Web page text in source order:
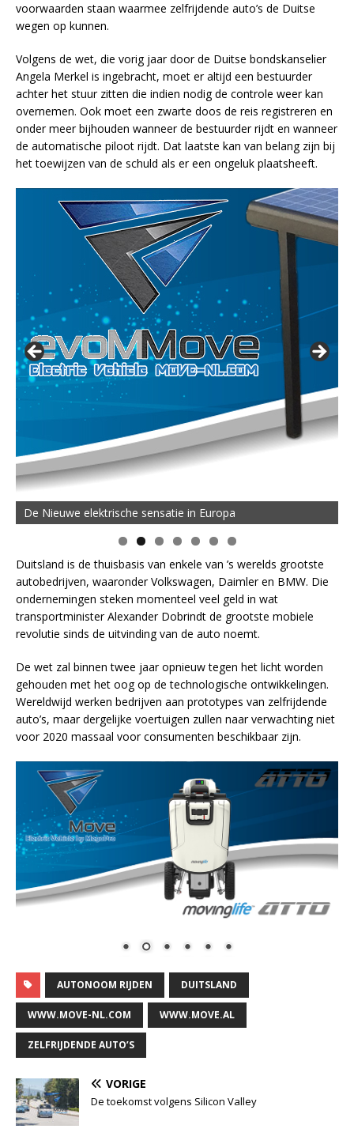
voorwaarden staan waarmee zelfrijdende auto’s de Duitse
wegen op kunnen.
Volgens de wet, die vorig jaar door de Duitse bondskanselier
Angela Merkel is ingebracht, moet er altijd een bestuurder
achter het stuur zitten die indien nodig de controle weer kan
overnemen. Ook moet een zwarte doos de reis registreren en
onder meer bijhouden wanneer de bestuurder rijdt en wanneer
de automatische piloot rijdt. Dat laatste kan van belang zijn bij
het toewijzen van de schuld als er een ongeluk plaatsheeft.
De Nieuwe elektrische sensatie in Europa
Duitsland is de thuisbasis van enkele van ’s werelds grootste
autobedrijven, waaronder Volkswagen, Daimler en BMW. Die
ondernemingen steken momenteel veel geld in wat
transportminister Alexander Dobrindt de grootste mobiele
revolutie sinds de uitvinding van de auto noemt.
De wet zal binnen twee jaar opnieuw tegen het licht worden
gehouden met het oog op de technologische ontwikkelingen.
Wereldwijd werken bedrijven aan prototypes van zelfrijdende
auto’s, maar dergelijke voertuigen zullen naar verwachting niet
voor 2020 massaal voor consumenten beschikbaar zijn.
AUTONOOM RIJDEN DUITSLAND
WWW.MOVE-NL.COM WWW.MOVE.AL
ZELFRIJDENDE AUTO’S
VORIGE
De toekomst volgens Silicon Valley